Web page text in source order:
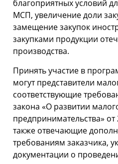
благоприятных условий
МСП, увеличение доли
замещение закупок
закупками продукции
производства.
Принять участие в
могут представители
соответствующие
закона «О развитии
предпринимательства»
также отвечающие
требованиям заказчика,
документации о